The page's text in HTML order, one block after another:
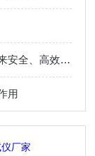
注射针刺穿力测试仪——为医疗行业带来安全、高效的解决方案
用